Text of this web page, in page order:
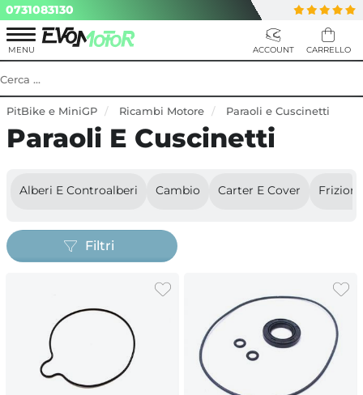
0731083130
PitBike e MiniGP Ricambi Motore Paraoli e Cuscinetti
Paraoli E Cuscinetti
Alberi E Controalberi Cambio Carter E Cover Frizioni
Filtri